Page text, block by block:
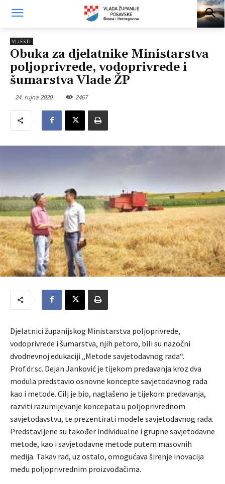
VIJESTI
Obuka za djelatnike Ministarstva
poljoprivrede, vodoprivrede i
šumarstva Vlade ŽP
24. rujna 2020. 2467
Djelatnici županijskog Ministarstva poljoprivrede,
vodoprivrede i šumarstva, njih petoro, bili su nazočni
dvodnevnoj edukaciji „Metode savjetodavnog rada“.
Prof.dr.sc. Dejan Janković je tijekom predavanja kroz dva
modula predstavio osnovne koncepte savjetodavnog rada
kao i metode. Cilj je bio, naglašeno je tijekom predavanja,
razviti razumijevanje koncepata u poljoprivrednom
savjetodavstvu, te prezentirati modele savjetodavnog rada.
Predstavljene su također individualne i grupne savjetodavne
metode, kao i savjetodavne metode putem masovnih
medija. Takav rad, uz ostalo, omogućava širenje inovacija
među poljoprivrednim proizvođačima.